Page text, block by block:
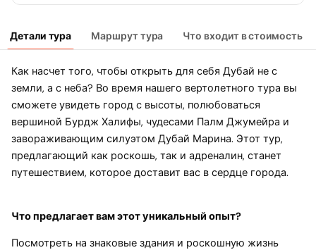
Детали тура Маршрут тура Что входит в стоимость
Как насчет того, чтобы открыть для себя Дубай не с
земли, а с неба? Во время нашего вертолетного тура вы
сможете увидеть город с высоты, полюбоваться
вершиной Бурдж Халифы, чудесами Палм Джумейра и
завораживающим силуэтом Дубай Марина. Этот тур,
предлагающий как роскошь, так и адреналин, станет
путешествием, которое доставит вас в сердце города.
Что предлагает вам этот уникальный опыт?
Посмотреть на знаковые здания и роскошную жизнь